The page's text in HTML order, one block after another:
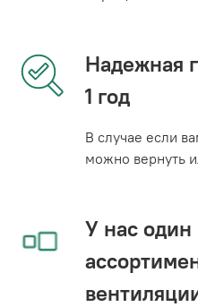
Надежная
1 год
В случае если
можно вернуть
У нас